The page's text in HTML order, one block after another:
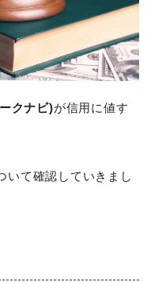
クナビ)が信用に値す
いて確認していきまし